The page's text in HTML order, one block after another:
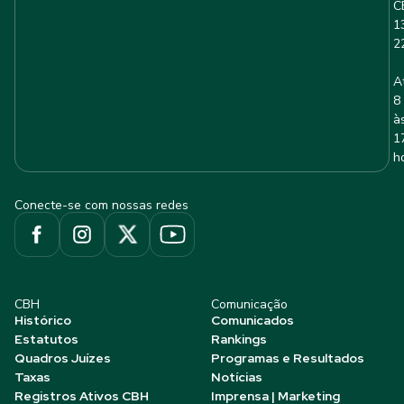
8
Conecte-se com nossas redes
CBH
Histórico
Estatutos
Quadros Juízes
Taxas
Registros Ativos CBH
Comunicação
Comunicados
Rankings
Programas e Resultados
Notícias
Imprensa | Marketing